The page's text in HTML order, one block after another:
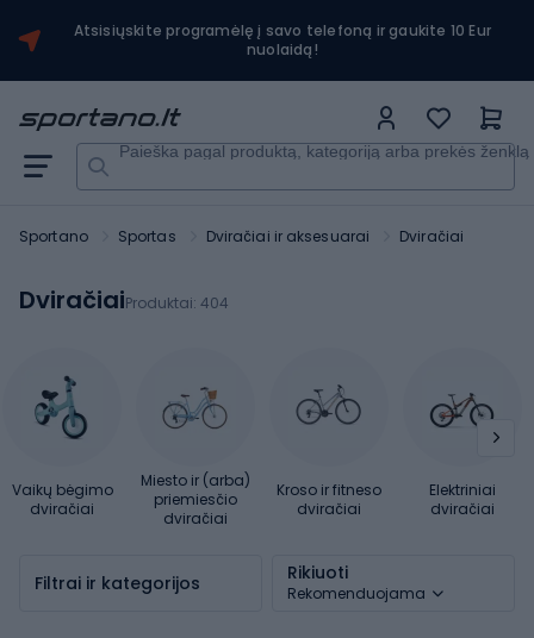
Atsisiųskite programėlę į savo telefoną ir gaukite 10 Eur
nuolaidą!
Paieška pagal produktą, kategoriją arba prekės ženklą
Sportano Sportas Dviračiai ir aksesuarai Dviračiai
DviračiaiProduktai: 404
Vaikų bėgimo
dviračiai
Miesto ir (arba)
priemiesčio
dviračiai
Kroso ir fitneso
dviračiai
Elektriniai
dviračiai
Filtrai ir kategorijos Rikiuoti
Rekomenduojama